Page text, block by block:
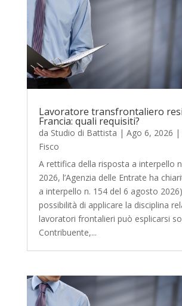
Lavoratore transfrontaliero
Francia: quali requisiti?
da Studio di Battista | Ago 6, 2026 |
Fisco
A rettifica della risposta a interpello
2026, l’Agenzia delle Entrate ha
a interpello n. 154 del 6 agosto
possibilità di applicare la disciplina
lavoratori frontalieri può esplicarsi
Contribuente,...